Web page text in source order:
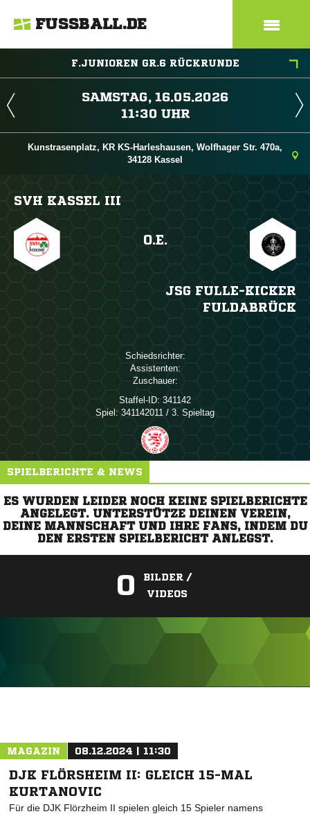
FUSSBALL.DE
F.JUNIOREN GR.6 RÜCKRUNDE
 
 
Kunstrasenplatz, KR KS-Harleshausen, Wolfhager Str. 470a,
34128 Kassel
SVH KASSEL III
O.E.
JSG FULLE-KICKER
FULDABRÜCK
Schiedsrichter:
Assistenten:
Zuschauer:
Staffel-ID: 341142
Spiel: 341142011 / 3. Spieltag
SPIELBERICHTE & NEWS
ES WURDEN LEIDER NOCH KEINE SPIELBERICHTE
ANGELEGT. UNTERSTÜTZE DEINEN VEREIN,
DEINE MANNSCHAFT UND IHRE FANS, INDEM DU
DEN ERSTEN SPIELBERICHT ANLEGST.
0
BILDER /
VIDEOS
MAGAZIN 08.12.2024 | 11:30
DJK FLÖRSHEIM II: GLEICH 15-MAL
KURTANOVIC
Für die DJK Flörzheim II spielen gleich 15 Spieler namens